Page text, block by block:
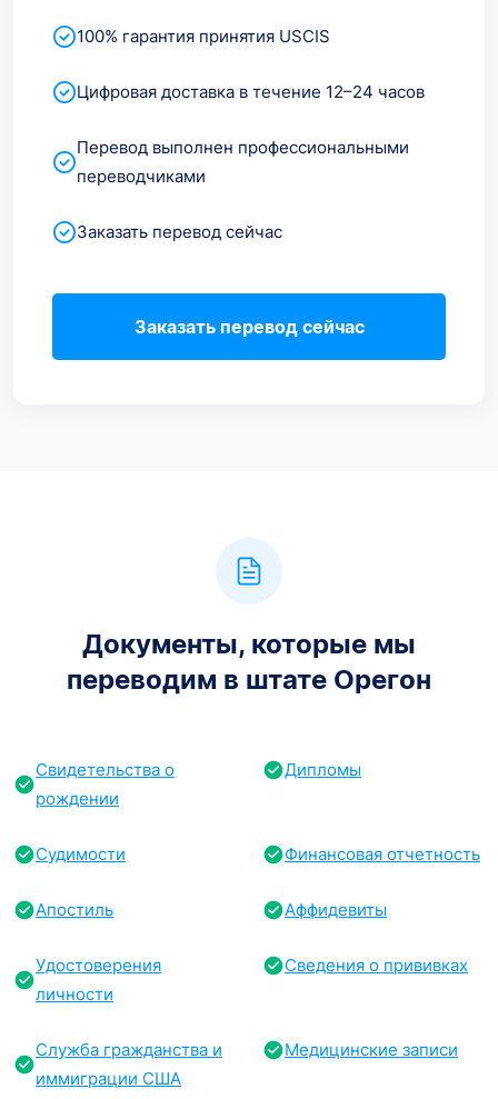
100% гарантия принятия USCIS
Цифровая доставка в течение 12–24 часов
Перевод выполнен профессиональными
переводчиками
Заказать перевод сейчас
Заказать перевод сейчас
Документы, которые мы
переводим в штате Орегон
Свидетельства о
рождении
Дипломы
Судимости Финансовая отчетность
Апостиль Аффидевиты
Удостоверения
личности
Сведения о прививках
Служба гражданства и
иммиграции США
Медицинские записи